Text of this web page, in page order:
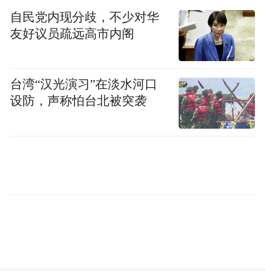
自民党内现分歧，不少对华
友好议员疏远高市内阁
台湾“汉光演习”在淡水河口
设防，声称怕台北被突袭